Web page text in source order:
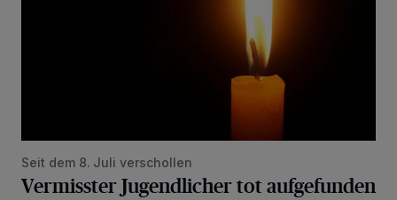
Seit dem 8. Juli verschollen
Vermisster Jugendlicher tot aufgefunden